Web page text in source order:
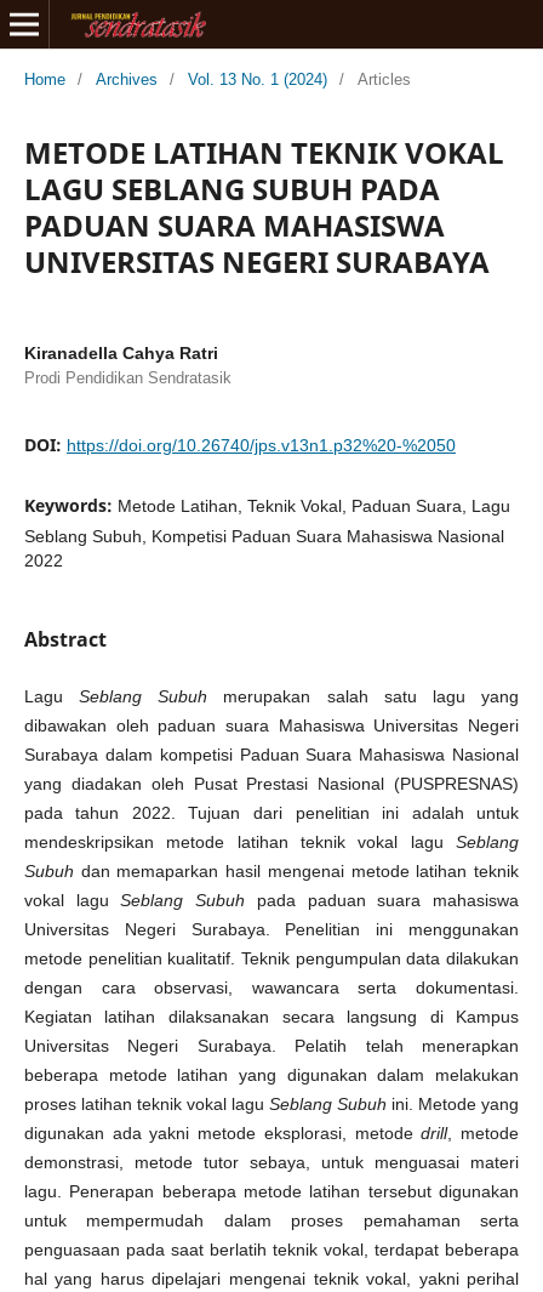
Home / Archives / Vol. 13 No. 1 (2024) / Articles
METODE LATIHAN TEKNIK VOKAL
LAGU SEBLANG SUBUH PADA
PADUAN SUARA MAHASISWA
UNIVERSITAS NEGERI SURABAYA
Kiranadella Cahya Ratri
Prodi Pendidikan Sendratasik
DOI: https://doi.org/10.26740/jps.v13n1.p32%20-%2050
Keywords: Metode Latihan, Teknik Vokal, Paduan Suara, Lagu
Seblang Subuh, Kompetisi Paduan Suara Mahasiswa Nasional
2022
Abstract
LaguSeblang Subuh merupakan salah satu lagu yang
dibawakan oleh paduan suara Mahasiswa Universitas Negeri
Surabaya dalam kompetisi Paduan Suara Mahasiswa Nasional
yang diadakan oleh Pusat Prestasi Nasional (PUSPRESNAS)
pada tahun 2022. Tujuan dari penelitian ini adalah untuk
mendeskripsikan metode latihan teknik vokal laguSeblang
Subuh dan memaparkan hasil mengenai metode latihan teknik
vokal laguSeblang Subuh pada paduan suara mahasiswa
Universitas Negeri Surabaya. Penelitian ini menggunakan
metode penelitian kualitatif. Teknik pengumpulan data dilakukan
dengan cara observasi, wawancara serta dokumentasi.
Kegiatan latihan dilaksanakan secara langsung di Kampus
Universitas Negeri Surabaya. Pelatih telah menerapkan
beberapa metode latihan yang digunakan dalam melakukan
proses latihan teknik vokal laguSeblang Subuh ini. Metode yang
digunakan ada yakni metode eksplorasi, metodedrill, metode
demonstrasi, metode tutor sebaya, untuk menguasai materi
lagu. Penerapan beberapa metode latihan tersebut digunakan
untuk mempermudah dalam proses pemahaman serta
penguasaan pada saat berlatih teknik vokal, terdapat beberapa
hal yang harus dipelajari mengenai teknik vokal, yakni perihal